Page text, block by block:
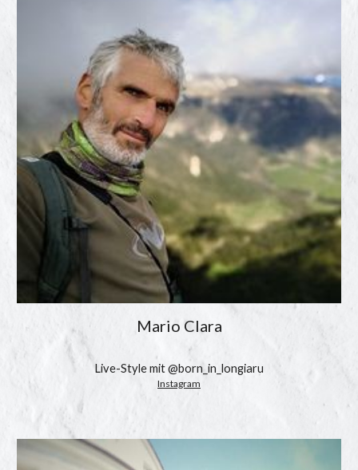
Mario Clara
Live-Style mit @born_in_longiaru
Instagram